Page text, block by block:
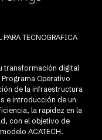
PARA TECNOGRAFICA
transformación digital
Programa Operativo
de la infraestructura
e introducción de un
la rapidez en la
con el objetivo de
ACATECH.